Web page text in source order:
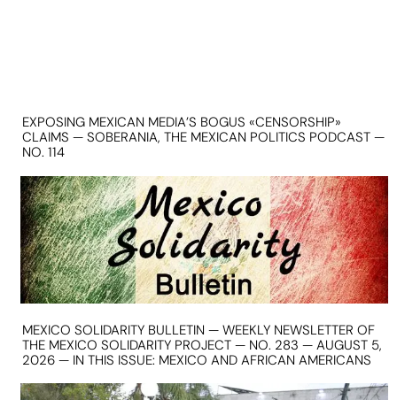
EXPOSING MEXICAN MEDIA’S BOGUS «CENSORSHIP»
CLAIMS — SOBERANIA, THE MEXICAN POLITICS PODCAST —
NO. 114
MEXICO SOLIDARITY BULLETIN — WEEKLY NEWSLETTER OF
THE MEXICO SOLIDARITY PROJECT — NO. 283 — AUGUST 5,
2026 — IN THIS ISSUE: MEXICO AND AFRICAN AMERICANS